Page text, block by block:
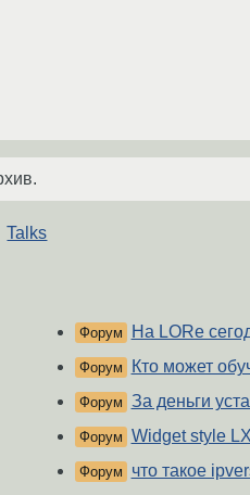
Talks
Форум На LORе
Форум Кто может
Форум За деньги
Форум Widget style
Форум что такое